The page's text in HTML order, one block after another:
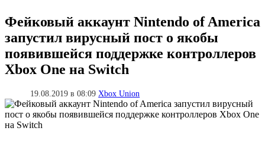
Фейковый аккаунт Nintendo of America
запустил вирусный пост о якобы
появившейся поддержке контроллеров
Xbox One на Switch
19.08.2019 в 08:09Xbox Union